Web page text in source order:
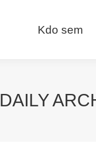
Kdo sem
DAILY